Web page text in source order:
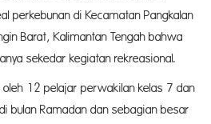
perkebunan di Kecamatan Pangkalan
Barat, Kalimantan Tengah bahwa
sekedar kegiatan rekreasional.
oleh 12 pelajar perwakilan kelas 7 dan
bulan Ramadan dan sebagian besar